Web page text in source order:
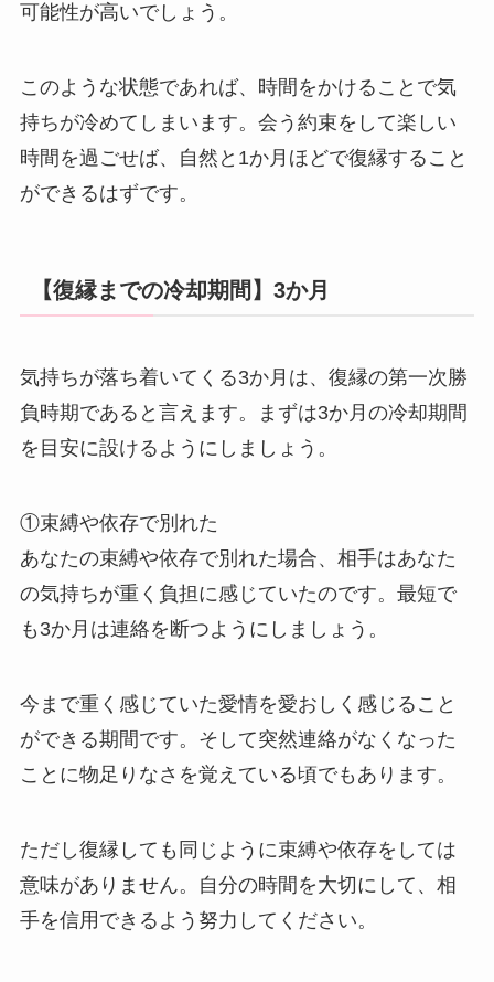
可能性が高いでしょう。
このような状態であれば、時間をかけることで気
持ちが冷めてしまいます。会う約束をして楽しい
時間を過ごせば、自然と1か月ほどで復縁すること
ができるはずです。
【復縁までの冷却期間】3か月
気持ちが落ち着いてくる3か月は、復縁の第一次勝
負時期であると言えます。まずは3か月の冷却期間
を目安に設けるようにしましょう。
①束縛や依存で別れた
あなたの束縛や依存で別れた場合、相手はあなた
の気持ちが重く負担に感じていたのです。最短で
も3か月は連絡を断つようにしましょう。
今まで重く感じていた愛情を愛おしく感じること
ができる期間です。そして突然連絡がなくなった
ことに物足りなさを覚えている頃でもあります。
ただし復縁しても同じように束縛や依存をしては
意味がありません。自分の時間を大切にして、相
手を信用できるよう努力してください。